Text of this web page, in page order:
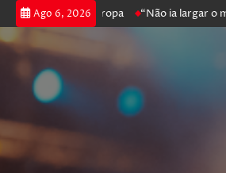
Ago 6, 2026
na Liga Europa “Não ia largar o miúdo”.